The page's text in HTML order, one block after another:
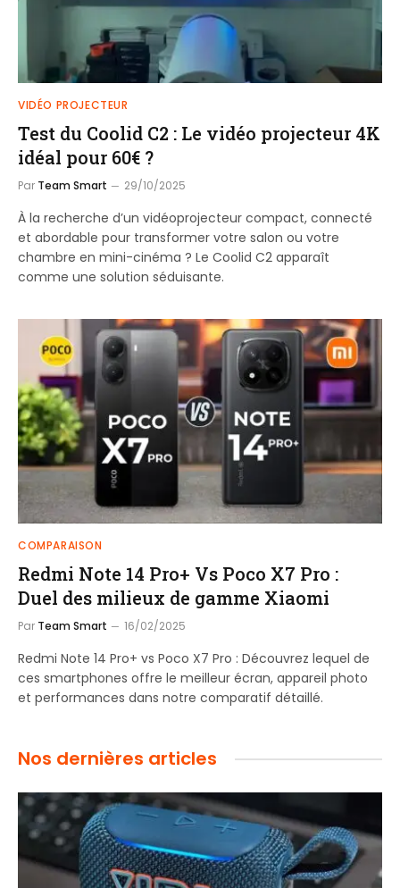
VIDÉO PROJECTEUR
Test du Coolid C2 : Le vidéo projecteur 4K
idéal pour 60€ ?
Par Team Smart 29/10/2025
À la recherche d’un vidéoprojecteur compact, connecté
et abordable pour transformer votre salon ou votre
chambre en mini-cinéma ? Le Coolid C2 apparaît
comme une solution séduisante.
COMPARAISON
Redmi Note 14 Pro+ Vs Poco X7 Pro :
Duel des milieux de gamme Xiaomi
Par Team Smart 16/02/2025
Redmi Note 14 Pro+ vs Poco X7 Pro : Découvrez lequel de
ces smartphones offre le meilleur écran, appareil photo
et performances dans notre comparatif détaillé.
Nos dernières articles